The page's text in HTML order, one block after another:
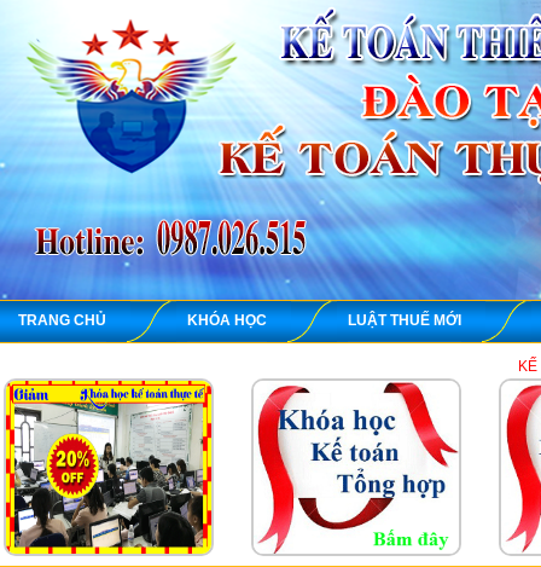
TRANG CHỦ KHÓA HỌC LUẬT THUẾ MỚI
KẾ TOÁN